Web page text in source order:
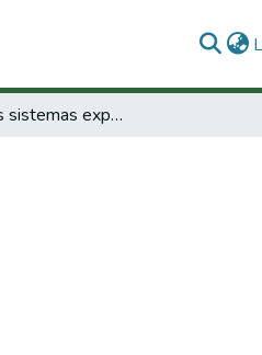
Prolog y los sistemas expertos